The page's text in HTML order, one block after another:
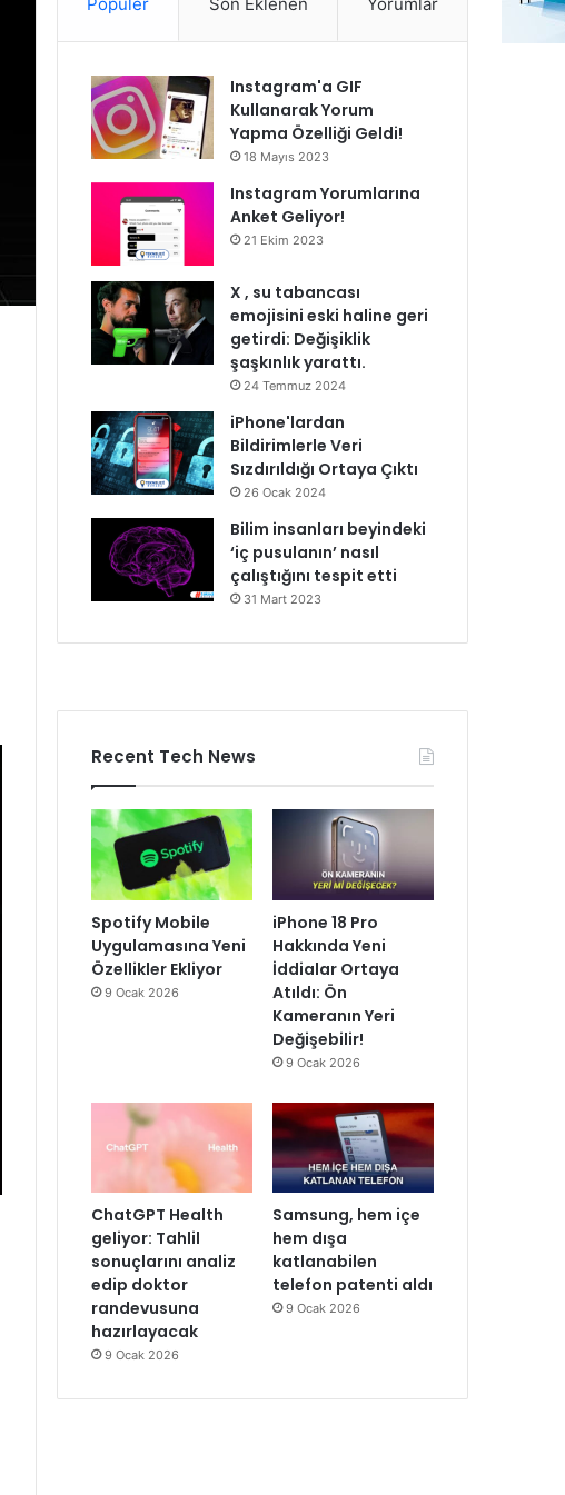
Instagram'a GIF
Kullanarak Yorum
Yapma Özelliği Geldi!
18 Mayıs 2023
Instagram Yorumlarına
Anket Geliyor!
21 Ekim 2023
X , su tabancası
emojisini eski haline geri
getirdi: Değişiklik
şaşkınlık yarattı.
24 Temmuz 2024
iPhone'lardan
Bildirimlerle Veri
Sızdırıldığı Ortaya Çıktı
26 Ocak 2024
Bilim insanları beyindeki
‘iç pusulanın’ nasıl
çalıştığını tespit etti
31 Mart 2023
Recent Tech News
Spotify Mobile
Uygulamasına Yeni
Özellikler Ekliyor
9 Ocak 2026
iPhone 18 Pro
Hakkında Yeni
İddialar Ortaya
Atıldı: Ön
Kameranın Yeri
Değişebilir!
9 Ocak 2026
ChatGPT Health
geliyor: Tahlil
sonuçlarını analiz
edip doktor
randevusuna
hazırlayacak
9 Ocak 2026
Samsung, hem içe
hem dışa
katlanabilen
telefon patenti aldı
9 Ocak 2026